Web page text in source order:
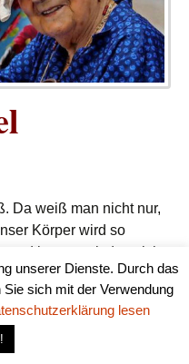
Da weiß man nicht nur,
Körper wird so
und kommt mit den sich
nur schwer zu recht. Wie
hat luckx – das magazin
unserer Dienste. Durch das
sich mit der Verwendung
lesen